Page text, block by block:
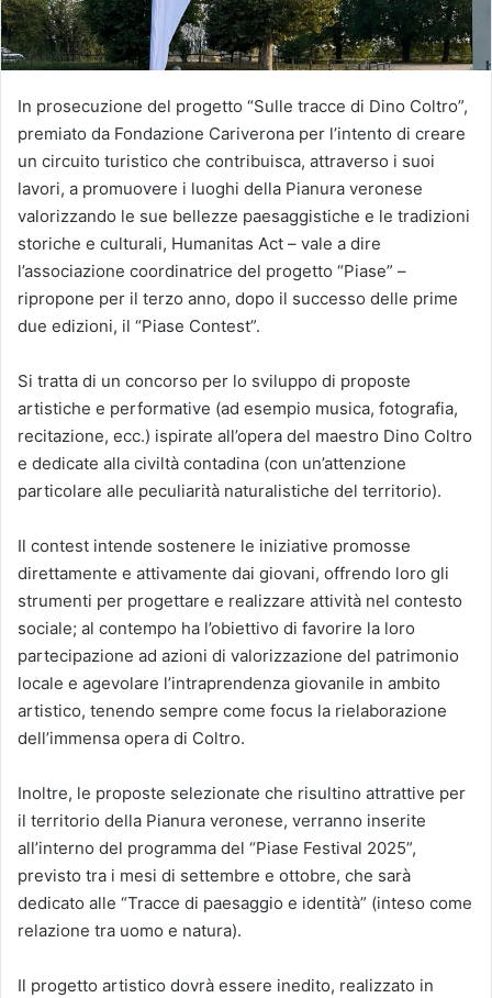
In prosecuzione del progetto “Sulle tracce di Dino Coltro”,
premiato da Fondazione Cariverona per l’intento di creare
un circuito turistico che contribuisca, attraverso i suoi
lavori, a promuovere i luoghi della Pianura veronese
valorizzando le sue bellezze paesaggistiche e le tradizioni
storiche e culturali, Humanitas Act – vale a dire
l’associazione coordinatrice del progetto “Piase” –
ripropone per il terzo anno, dopo il successo delle prime
due edizioni, il “Piase Contest”.
Si tratta di un concorso per lo sviluppo di proposte
artistiche e performative (ad esempio musica, fotografia,
recitazione, ecc.) ispirate all’opera del maestro Dino Coltro
e dedicate alla civiltà contadina (con un’attenzione
particolare alle peculiarità naturalistiche del territorio).
Il contest intende sostenere le iniziative promosse
direttamente e attivamente dai giovani, offrendo loro gli
strumenti per progettare e realizzare attività nel contesto
sociale; al contempo ha l’obiettivo di favorire la loro
partecipazione ad azioni di valorizzazione del patrimonio
locale e agevolare l’intraprendenza giovanile in ambito
artistico, tenendo sempre come focus la rielaborazione
dell’immensa opera di Coltro.
Inoltre, le proposte selezionate che risultino attrattive per
il territorio della Pianura veronese, verranno inserite
all’interno del programma del “Piase Festival 2025”,
previsto tra i mesi di settembre e ottobre, che sarà
dedicato alle “Tracce di paesaggio e identità” (inteso come
relazione tra uomo e natura).
Il progetto artistico dovrà essere inedito, realizzato in